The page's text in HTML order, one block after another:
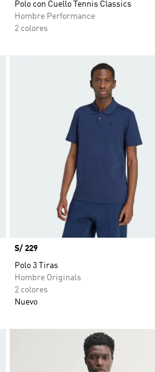
Polo con Cuello Tennis Classics
Hombre Performance
2 colores
Añadir a la lista de deseos
Precio
S/ 229
Polo 3 Tiras
Hombre Originals
2 colores
Nuevo
Añadir a la lista de deseos